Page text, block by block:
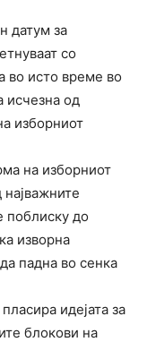
датум за
со
во исто време во
исчезна од
изборниот
на изборниот
поблиску до
изворна
падна во сенка
идејата за
блокови на